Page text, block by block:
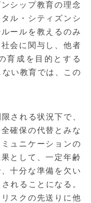
シップ教育の理念
ル・シティズンシ
ールを教えるのみ
会に関与し、他者
育成を目的とする
い教育では、この
される状況下で、
確保の代替とみな
ュニケーションの
として、一定年齢
十分な準備を欠い
れることになる。
スクの先送りに他